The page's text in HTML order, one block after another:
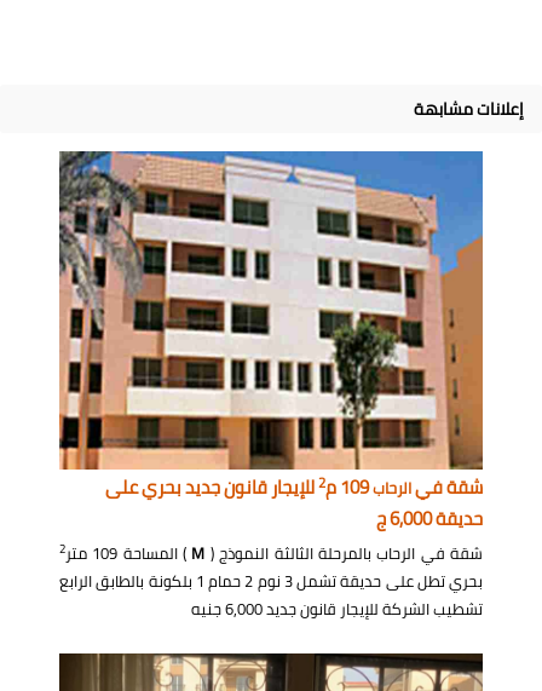
إعلانات مشابهة
شقة فيالرحاب109 م 2للإيجار قانون جديد بحري على
حديقة 6,000 ج
شقة في الرحاب بالمرحلة الثالثة النموذج ( M ) المساحة 109 متر 2
بحري تطل على حديقة تشمل 3 نوم 2 حمام 1 بلكونة بالطابق الرابع
تشطيب الشركة للإيجار قانون جديد 6,000 جنيه